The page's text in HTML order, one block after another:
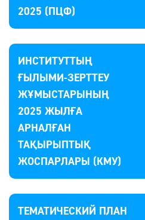
2025 (ПЦФ)
ИНСТИТУТТЫҢ
ҒЫЛЫМИ-ЗЕРТТЕУ
ЖҰМЫСТАРЫНЫҢ
2025 ЖЫЛҒА
АРНАЛҒАН
ТАҚЫРЫПТЫҚ
ЖОСПАРЛАРЫ (КМУ)
ТЕМАТИЧЕСКИЙ ПЛАН